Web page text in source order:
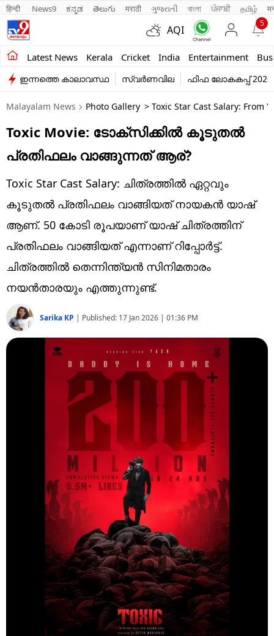
हिन्दी News9 ಕನ್ನಡ తెలుగు मराठी ગુજરાતી বাংলা ਪੰਜਾਬੀ தமிழ்
AQI
5
Latest News Kerala Cricket India Entertainment
Kerala
India
Entertainment
Business
Education
Lifestyle
world
Religion
Web Story
ഇന്നത്തെ കാലാവസ്ഥ സ്വർണവില ഫിഫ ലോകകപ്പ് 2026
Malayalam News Photo Gallery > Toxic Star Cast Salary: From
Toxic Movie: ടോക്സിക്കിൽ കൂടുതൽ
പ്രതിഫലം വാങ്ങുന്നത് ആര്?
Toxic Star Cast Salary: ചിത്രത്തിൽ ഏറ്റവും
കൂടുതല്‍ പ്രതിഫലം വാങ്ങിയത് നായക‍ൻ യാഷ്
ആണ്. 50 കോടി രൂപയാണ് യാഷ് ചിത്രത്തിന്
പ്രതിഫലം വാങ്ങിയത് എന്നാണ് റിപ്പോർട്ട്.
ചിത്രത്തിൽ തെന്നിന്ത്യന്‍ സിനിമതാരം
നയൻതാരയും എത്തുന്നുണ്ട്.
Sarika KP | Published: 17 Jan 2026 | 01:36 PM